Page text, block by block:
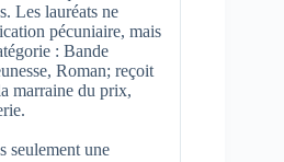
Les lauréats ne
pécuniaire, mais
: Bande
Roman; reçoit
marraine du prix,
seulement une